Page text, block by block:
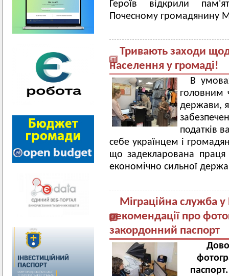
Героїв відкрили
Почесному громадянину
Тривають заходи
населення у громаді!
В
головним
держави,
податків
себе українцем і
що задекларована
економічно сильної
Міграційна служба у
рекомендації про
закордонний паспорт